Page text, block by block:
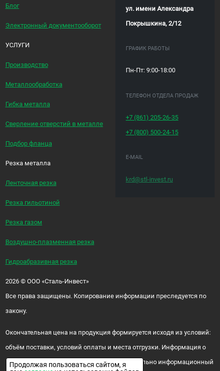
Блог
Электронный документооборот
УСЛУГИ
Производство
Металлообработка
Гибка металла
Сверление отверстий в металле
Подбор фланца
Резка металла
Ленточная резка
Резка гильотиной
Резка газом
Воздушно-плазменная резка
Гидроабразивная резка
ул. имени Александра
Покрышкина, 2/12
ГРАФИК РАБОТЫ
Пн-Пт: 9:00-18:00
ТЕЛЕФОН ОТДЕЛА ПРОДАЖ
+7 (861)205-26-35
+7 (800) 500-24-15
E-MAIL
krd@stl-invest.ru
2026 ©ООО «Сталь-Инвест»
Все права защищены. Копирование информации преследуется по
закону.
Окончательная цена на продукция формируется исходя из условий:
объём поставки, условий оплаты и места отгрузки. Информация о
цене и наличии продукции носит исключительно информационный
Продолжая пользоваться сайтом, я